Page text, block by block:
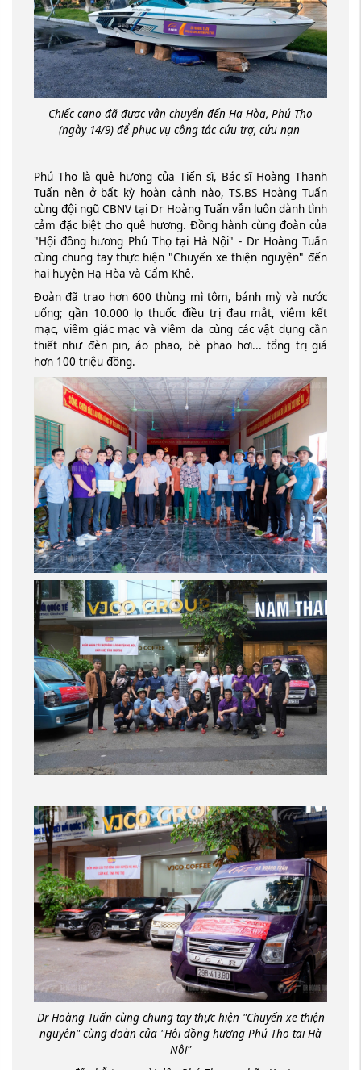
Chiếc cano đã được vận chuyển đến Hạ Hòa, Phú Thọ
(ngày 14/9) để phục vụ công tác cứu trợ, cứu nạn
Phú Thọ là quê hương của Tiến sĩ, Bác sĩ Hoàng Thanh
Tuấn nên ở bất kỳ hoàn cảnh nào, TS.BS Hoàng Tuấn
cùng đội ngũ CBNV tại Dr Hoàng Tuấn vẫn luôn dành tình
cảm đặc biệt cho quê hương. Đồng hành cùng đoàn của
"Hội đồng hương Phú Thọ tại Hà Nội" - Dr Hoàng Tuấn
cùng chung tay thực hiện "Chuyến xe thiện nguyện" đến
hai huyện Hạ Hòa và Cẩm Khê.
Đoàn đã trao hơn 600 thùng mì tôm, bánh mỳ và nước
uống; gần 10.000 lọ thuốc điều trị đau mắt, viêm kết
mạc, viêm giác mạc và viêm da cùng các vật dụng cần
thiết như đèn pin, áo phao, bè phao hơi... tổng trị giá
hơn 100 triệu đồng.
Dr Hoàng Tuấn cùng chung tay thực hiện "Chuyến xe thiện
nguyện" cùng đoàn của "Hội đồng hương Phú Thọ tại Hà
Nội"